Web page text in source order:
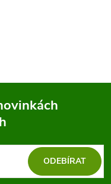
ODEBÍRAT